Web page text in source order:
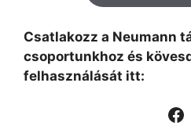
Csatlakozz a Neumann
csoportunkhoz és
felhasználását itt: